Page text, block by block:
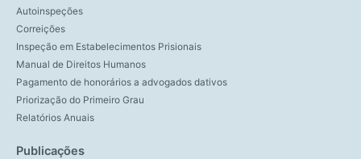
Autoinspeções
Correições
Inspeção em Estabelecimentos Prisionais
Manual de Direitos Humanos
Pagamento de honorários a advogados dativos
Priorização do Primeiro Grau
Relatórios Anuais
Publicações